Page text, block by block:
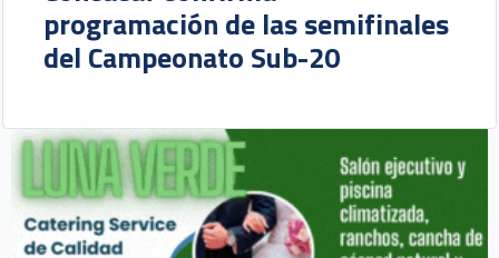
programación de las semifinales
del Campeonato Sub-20